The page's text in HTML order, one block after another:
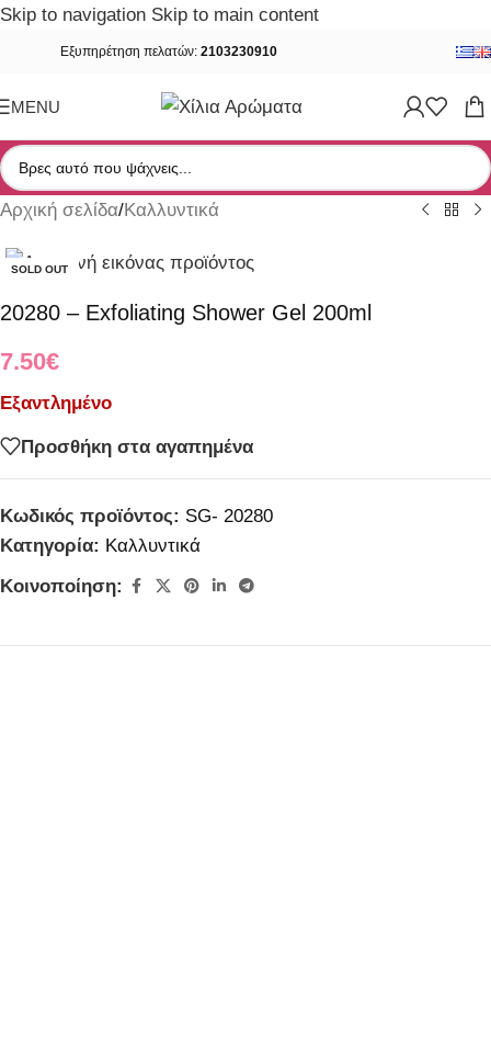
Skip to navigation Skip to main content
Εξυπηρέτηση πελατών: 2103230910
MENU
Αρχική σελίδα/Καλλυντικά
SOLD OUT
20280 – Exfoliating Shower Gel 200ml
7.50€
Εξαντλημένο
Προσθήκη στα αγαπημένα
Κωδικός προϊόντος: SG- 20280
Κατηγορία: Καλλυντικά
Κοινοποίηση: